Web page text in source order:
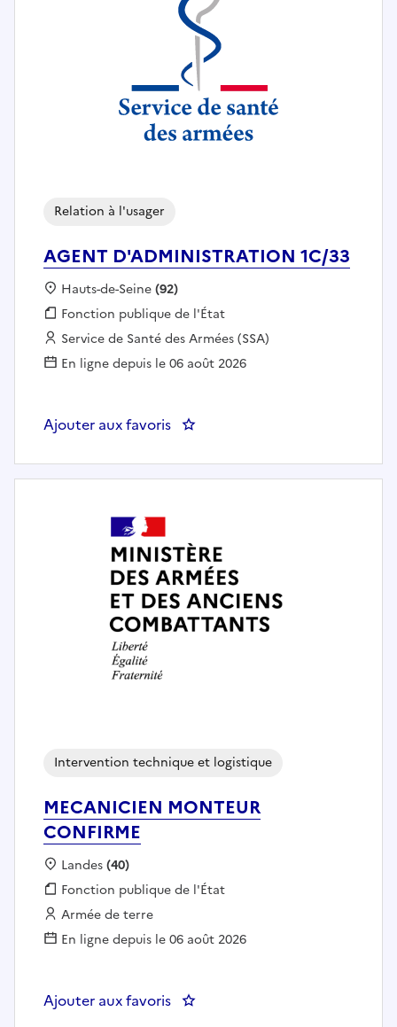
AGENT D'ADMINISTRATION 1C/33
Relation à l'usager
Localisation :
Hauts-de-Seine(92)
Fonction publique :
Fonction publique de l'État
Employeur :
Service de Santé des Armées (SSA)
En ligne depuis le 06 août 2026
Ajouter aux favoris : AGENT D'ADMINISTRATION
MECANICIEN MONTEUR
CONFIRME
Intervention technique et logistique
Localisation :
Landes(40)
Fonction publique :
Fonction publique de l'État
Employeur :
Armée de terre
En ligne depuis le 06 août 2026
Ajouter aux favoris : MECANICIEN MONTEUR